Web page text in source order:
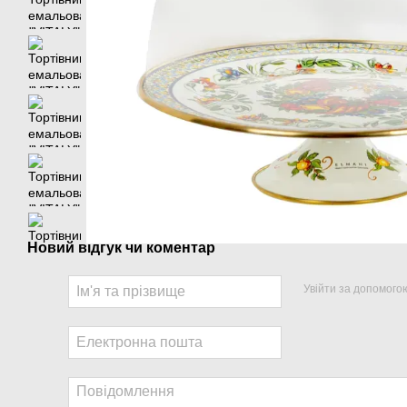
Новий відгук чи коментар
Увійти за